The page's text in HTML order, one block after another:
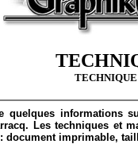
quelques informations
Les techniques et
document imprimable,